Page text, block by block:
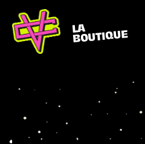
LA
BOUTIQUE